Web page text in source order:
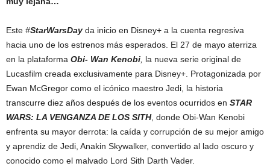
Este #StarWarsDay da inicio en Disney+ a la cuenta regresiva
hacia uno de los estrenos más esperados. El 27 de mayo aterriza
en la plataforma Obi- Wan Kenobi la nueva serie original de
Lucasfilm creada exclusivamente para Disney+. Protagonizada por
Ewan McGregor como el icónico maestro Jedi, la historia
transcurre diez años después de los eventos ocurridos en STAR
WARS: LA VENGANZA DE LOS SITH, donde Obi-Wan Kenobi
enfrenta su mayor derrota: la caída y corrupción de su mejor amigo
y aprendiz de Jedi, Anakin Skywalker, convertido al lado oscuro y
conocido como el malvado Lord Sith Darth Vader.